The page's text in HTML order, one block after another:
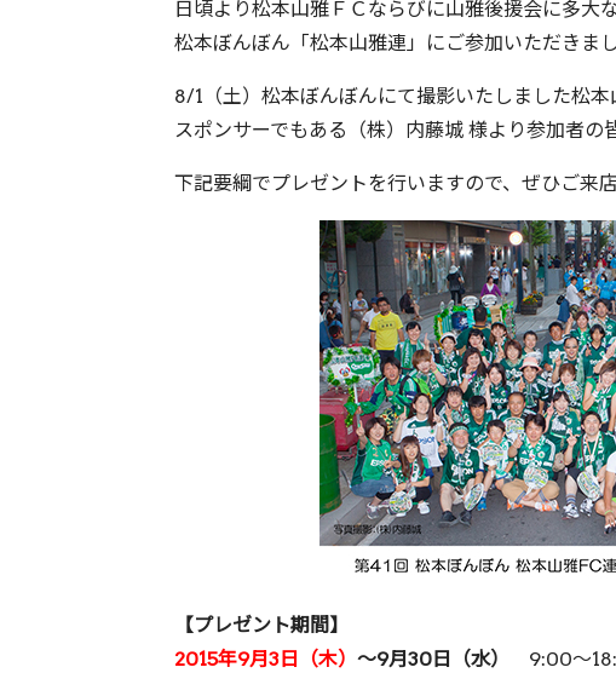
日頃より松本山雅ＦＣならびに山雅後援会に多大
松本ぼんぼん「松本山雅連」にご参加いただきま
8/1（土）松本ぼんぼんにて撮影いたしました松
スポンサーでもある（株）内藤城 様より参加者の
下記要綱でプレゼントを行いますので、ぜひご来
【プレゼント期間】
2015年9月3日（木） ～9月30日（水）
9:00～